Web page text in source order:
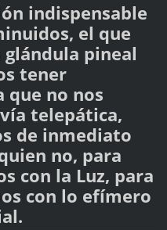
indispensable
el que
pineal
tener
que no nos
telepática,
de inmediato
no, para
con la Luz, para
con lo efímero